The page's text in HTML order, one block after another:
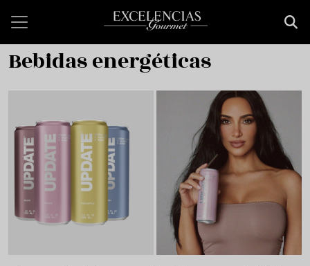
Bebidas energéticas